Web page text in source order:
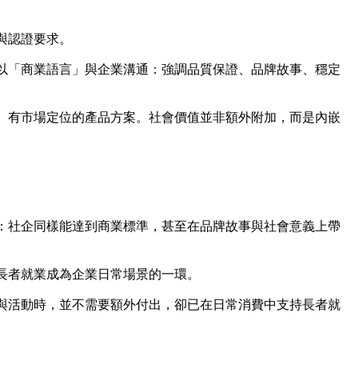
證要求。
商業語言」與企業溝通：強調品質保證、品牌故事、穩定
市場定位的產品方案。社會價值並非額外附加，而是內嵌
企同樣能達到商業標準，甚至在品牌故事與社會意義上帶
就業成為企業日常場景的一環。
動時，並不需要額外付出，卻已在日常消費中支持長者就